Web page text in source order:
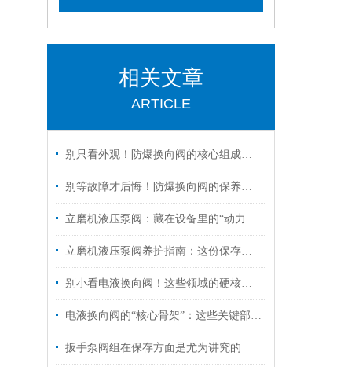
相关文章
ARTICLE
别只看外观！防爆换向阀的核心组成部分，才是安全关键
别等故障才后悔！防爆换向阀的保养诀窍，早知道少踩坑
立磨机液压泵阀：藏在设备里的“动力心脏”，核心功能全拆解
立磨机液压泵阀养护指南：这份保存秘诀，让核心部件“历久弥新”！
别小看电液换向阀！这些领域的硬核应用，远超你的想象
电液换向阀的“核心骨架”：这些关键部件，决定设备运行效率！
扳手泵阀组在保存方面是尤为讲究的